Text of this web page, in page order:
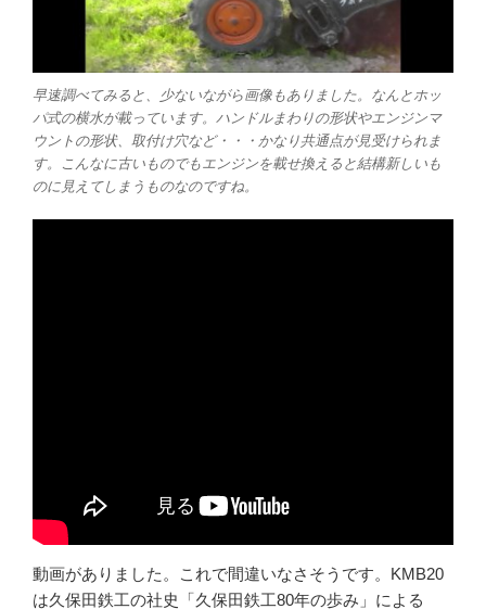
早速調べてみると、少ないながら画像もありました。なんとホッ
パ式の横水が載っています。ハンドルまわりの形状やエンジンマ
ウントの形状、取付け穴など・・・かなり共通点が見受けられま
す。こんなに古いものでもエンジンを載せ換えると結構新しいも
のに見えてしまうものなのですね。
動画がありました。これで間違いなさそうです。KMB20
は久保田鉄工の社史「久保田鉄工80年の歩み」による